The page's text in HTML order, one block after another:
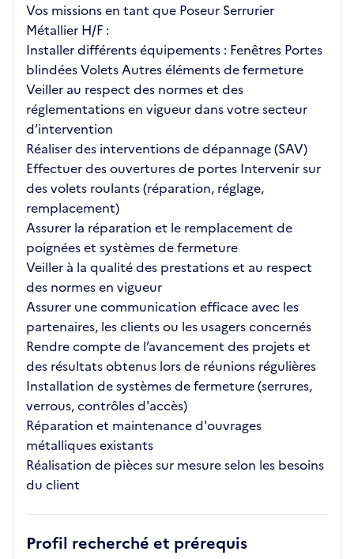
Vos missions en tant que Poseur Serrurier
Métallier H/F :
Installer différents équipements : Fenêtres Portes
blindées Volets Autres éléments de fermeture
Veiller au respect des normes et des
réglementations en vigueur dans votre secteur
d’intervention
Réaliser des interventions de dépannage (SAV)
Effectuer des ouvertures de portes Intervenir sur
des volets roulants (réparation, réglage,
remplacement)
Assurer la réparation et le remplacement de
poignées et systèmes de fermeture
Veiller à la qualité des prestations et au respect
des normes en vigueur
Assurer une communication efficace avec les
partenaires, les clients ou les usagers concernés
Rendre compte de l’avancement des projets et
des résultats obtenus lors de réunions régulières
Installation de systèmes de fermeture (serrures,
verrous, contrôles d'accès)
Réparation et maintenance d'ouvrages
métalliques existants
Réalisation de pièces sur mesure selon les besoins
du client
Profil recherché et prérequis